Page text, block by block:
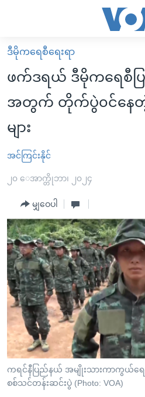
လွယ်ကူ
စေ
များ
ပင်မ
သို့
ကျော်
ကြည့်
ရန်
ပင်မ
အ
ညွန်း
စာမျက်နှာ
ကျော်
ကြည့်
ရန်
ရှာဖွေ
မူလစာမျက်နှာ
မြန်မာ
ကမ္ဘာ့သတင်းများ
နိုင်ငံတကာ
အစ္စရေး-ပါလက်စတိုင်း
ဗွီဒီယို
အင်္ဂလိပ်စာလေ့လာမယ်
အမေရိကန်သုံးအီဒီယံ
မကြေးမုံရဲ့ အင်္ဂလိပ်စာ
ရုပ်ရှင်ထဲက အင်္ဂလိပ်စာ
သုတပဒေသာ အင်္ဂလိပ်စာ
အပတ်စဉ်ကဏ္ဍများ
ရေဒီယို
တီဗွီ
ရေဒီယိုနှင့်ရုပ်သံ အချက်အလက်မျ
ရေဒီယို/တီဗွီအစီအစဉ်
Learning English
ဗွီအိုအေ လူမှုကွန်ယက်များ
ဘာသာစကားများ
ဒီမိုကရေစီရေးရာ
ဖက်ဒရယ် ဒီမိုကရေစီပ
အတွက် တိုက်ပွဲ၀င်နေ
များ
အင်ကြင်းနိုင်
၂၀ ေအာက္တိုဘာ၊ ၂၀၂၄
မျှဝေပါ
ကရင်နီပြည်နယ် အမျိုးသားကာကွယ်ရေ
စစ်သင်တန်းဆင်းပွဲ (Photo: VOA)